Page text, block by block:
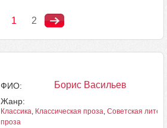
1 2
ФИО: Борис Васильев
Жанр:
Классика, Классическая проза, Советская
проза